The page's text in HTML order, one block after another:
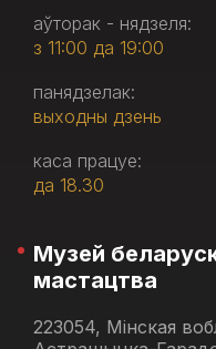
аўторак - нядзеля:
з 11:00 да 19:00
панядзелак:
выходны дзень
каса працуе:
да 18.30
Музей
мастацтва
223054, Мінская